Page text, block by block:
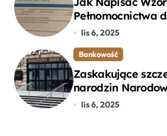
Pełnomocnictwa
Bankowego –
lis 6, 2025
Bankowość
Zaskakujące
narodzin
Polskiego, o
lis 6, 2025